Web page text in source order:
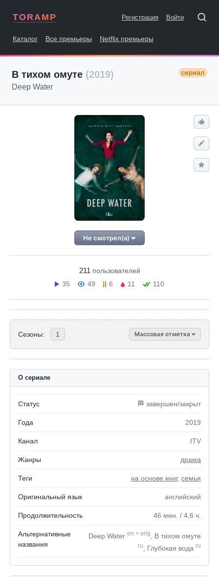
TORAMP Регистрация Войти
Каталог Все премьеры Netflix премьеры
В тихом омуте (2019) сериал
Deep Water
Не смотрел(а)
211 пользователей
35
49 6 11 110
Сезоны: 1 Массовая отметка
О сериале
Статус 🏁 завершен/закрыт
Года 2019
Канал ITV
Жанры драма
Теги на основе книг, семья
Оригинальный язык английский
Продолжительность 46 мин. / 4,6 ч.
Альтернативные
названия
Deep Water en + orig , В тихом омуте
ru , Глубокая вода ru